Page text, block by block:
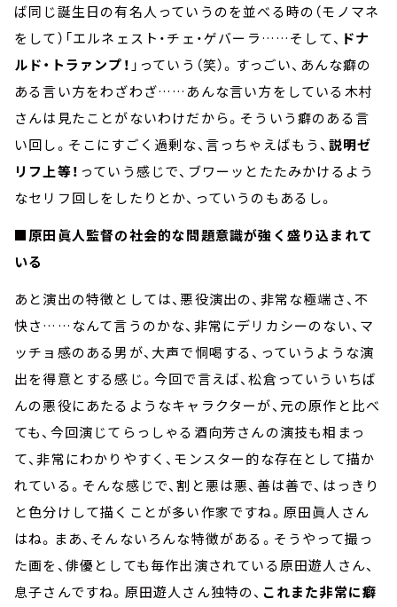
ば同じ誕生日の有名人っていうのを並べる時の（モノマネ
をして）「エルネェスト・チェ・ゲバーラ……そして、 ドナ
ルド・トラァンプ！ 」っていう（笑）。すっごい、あんな癖の
ある言い方をわざわざ……あんな言い方をしている木村
さんは見たことがないわけだから。そういう癖のある言
い回し。そこにすごく過剰な、言っちゃえばもう、 説明ゼ
リフ上等！ っていう感じで、ブワーッとたたみかけるよう
なセリフ回しをしたりとか、っていうのもあるし。
■原田眞人監督の社会的な問題意識が強く盛り込まれて
いる
あと演出の特徴としては、悪役演出の、非常な極端さ、不
快さ……なんて言うのかな、非常にデリカシーのない、マ
ッチョ感のある男が、大声で恫喝する、っていうような演
出を得意とする感じ。今回で言えば、松倉っていういちば
んの悪役にあたるようなキャラクターが、元の原作と比べ
ても、今回演じてらっしゃる酒向芳さんの演技も相まっ
て、非常にわかりやすく、モンスター的な存在として描か
れている。そんな感じで、割と悪は悪、善は善で、はっきり
と色分けして描くことが多い作家ですね。原田眞人さん
はね。まあ、そんないろんな特徴がある。そうやって撮っ
た画を、俳優としても毎作出演されている原田遊人さん、
息子さんですね。原田遊人さん独特の、 これまた非常に癖